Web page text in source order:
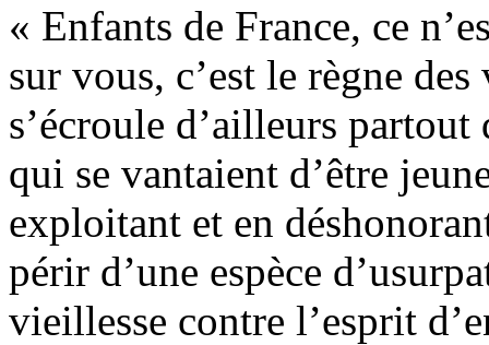
« Enfants de France, ce
sur vous, c’est le règne
s’écroule d’ailleurs
qui se vantaient d’être
exploitant et en
périr d’une espèce
vieillesse contre l’esprit